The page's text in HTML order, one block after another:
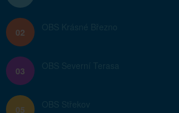
02
03
05